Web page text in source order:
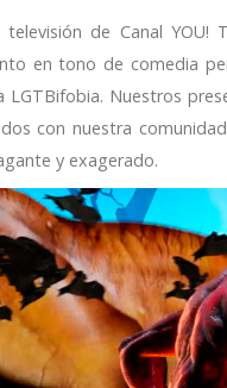
de Canal YOU!
en tono de comedia
LGTBifobia. Nuestros
con nuestra
y exagerado.